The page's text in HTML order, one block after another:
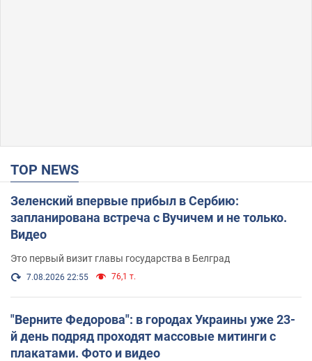
TOP NEWS
Зеленский впервые прибыл в Сербию:
запланирована встреча с Вучичем и не только.
Видео
Это первый визит главы государства в Белград
7.08.2026 22:55 76,1 т.
"Верните Федорова": в городах Украины уже 23-
й день подряд проходят массовые митинги с
плакатами. Фото и видео